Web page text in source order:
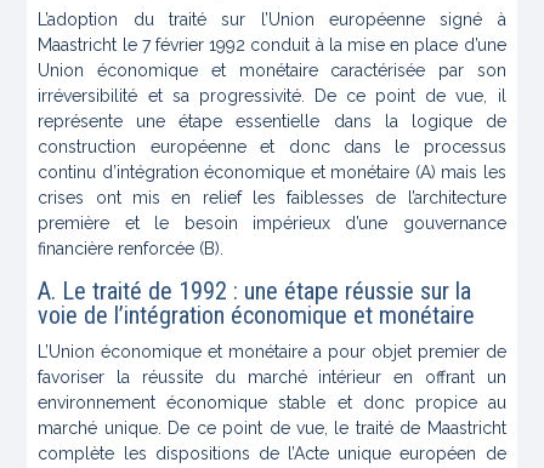
L’adoption du traité sur l’Union européenne signé à
Maastricht le 7 février 1992 conduit à la mise en place d’une
Union économique et monétaire caractérisée par son
irréversibilité et sa progressivité. De ce point de vue, il
représente une étape essentielle dans la logique de
construction européenne et donc dans le processus
continu d’intégration économique et monétaire (A) mais les
crises ont mis en relief les faiblesses de l’architecture
première et le besoin impérieux d’une gouvernance
financière renforcée (B).
A. Le traité de 1992 : une étape réussie sur la
voie de l’intégration économique et monétaire
L’Union économique et monétaire a pour objet premier de
favoriser la réussite du marché intérieur en offrant un
environnement économique stable et donc propice au
marché unique. De ce point de vue, le traité de Maastricht
complète les dispositions de l’Acte unique européen de